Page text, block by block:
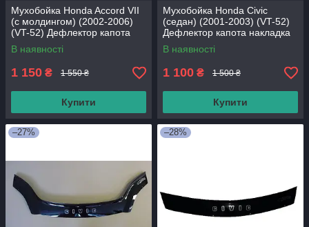
Мухобойка Honda Accord VII
(с молдингом) (2002-2006)
(VT-52) Дефлектор капота
накладка.
В наявності
1 150 ₴ 1 550 ₴
Купити
Мухобойка Honda Civic
(седан) (2001-2003) (VT-52)
Дефлектор капота накладка
В наявності
1 100 ₴ 1 500 ₴
Купити
–27% –28%